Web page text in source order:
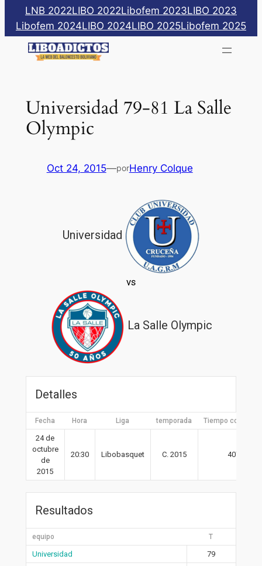
Saltar
contenido
LNB 2022LIBO 2022Libofem 2023LIBO 2023
Libofem 2024LIBO 2024LIBO 2025Libofem 2025
Universidad 79-81 La Salle
Olympic
Oct 24, 2015—porHenry Colque
Universidad
vs
La Salle Olympic
Detalles
Fecha Hora Liga temporada Tiempo completo
24 de
octubre
de
2015
20:30 Libobasquet C. 2015 40′
Resultados
equipo T
Universidad
79